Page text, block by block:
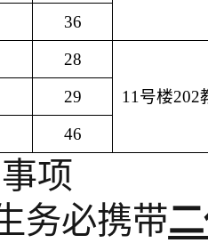
36
28
11号楼202
29
46
项
务必携带